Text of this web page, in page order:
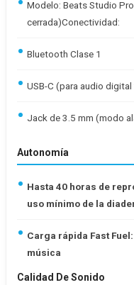
Modelo: Beats Studio
cerrada)Conectividad:
Bluetooth Clase 1
USB-C (para audio
Jack de 3.5 mm (modo
Autonomía
Hasta 40 horas de
uso mínimo de la
Carga rápida Fast
música
Calidad De Sonido